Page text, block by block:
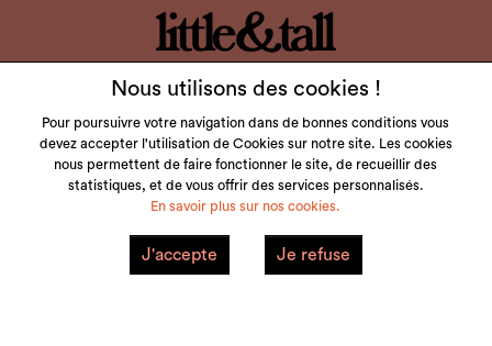
LITTLE & TALL
SERVICE CLIENT
NOS MARQUES
VOTRE COMPTE
Mentions Légales Plan du site
Nous utilisons des cookies !
Pour poursuivre votre navigation dans de bonnes conditions vous
devez accepter l'utilisation de Cookies sur notre site. Les cookies
nous permettent de faire fonctionner le site, de recueillir des
statistiques, et de vous offrir des services personnalisés.
En savoir plus sur nos cookies.
J'accepte Je refuse